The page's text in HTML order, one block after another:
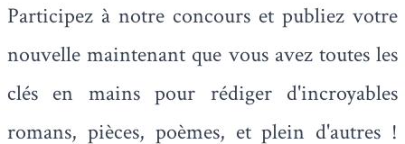
Participez à notre concours et publiez votre
nouvelle maintenant que vous avez toutes les
clés en mains pour rédiger d'incroyables
romans, pièces, poèmes, et plein d'autres !